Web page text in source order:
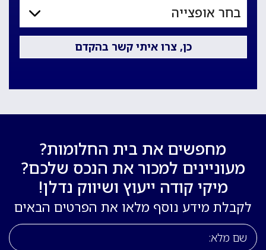
מחפשים את בית החלומות?
מעוניינים למכור את הנכס שלכם?
מיקי קודה ייעוץ ושיווק נדלן!
לקבלת מידע נוסף מלאו את הפרטים הבאים